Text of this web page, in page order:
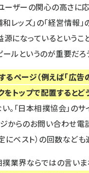
ーザーの関心の高さに
レッズ」の「経営情報
になっているというこ
ルというのが重要だろ
るページ（例えば「広
をトップで配置すると
。「日本相撲協会」の
からのお問い合わせ電
ベスト）の回数なども
撲業界ならではの言い